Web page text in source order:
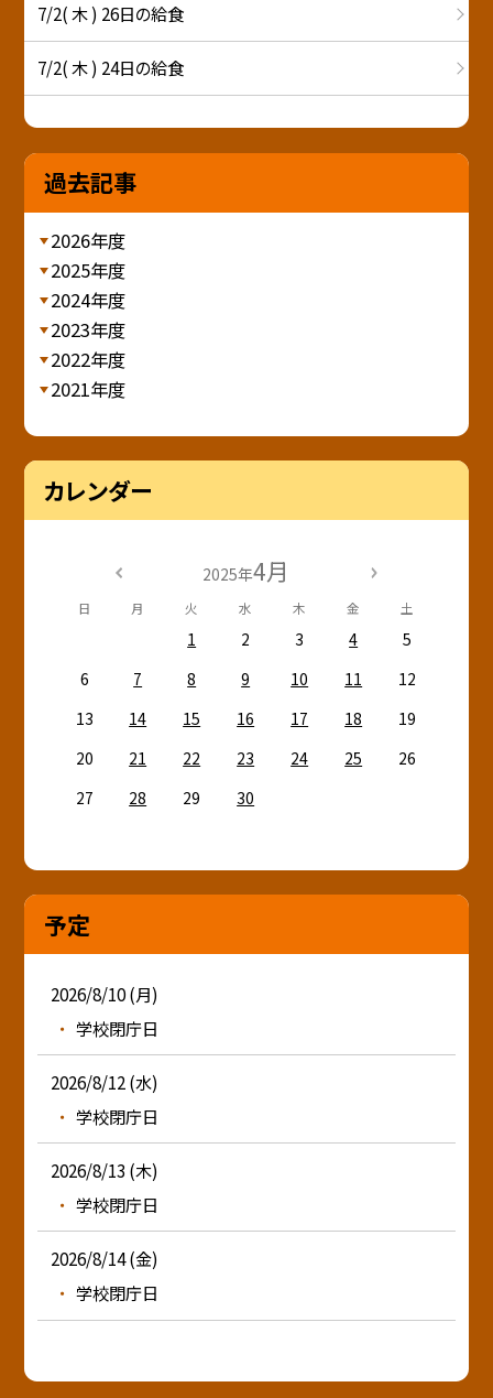
7/2( 木 ) 26日の給食
7/2( 木 ) 24日の給食
過去記事
2026年度
2025年度
2024年度
2023年度
2022年度
2021年度
カレンダー
2025年4月
日 月 火 水 木 金 土
1 2 3 4
5
6
7 8 9 10 11
12
13
14 15 16 17 18
19
20
21 22 23 24 25
26
27
28 29 30
予定
2026/8/10 (月)
学校閉庁日
2026/8/12 (水)
学校閉庁日
2026/8/13 (木)
学校閉庁日
2026/8/14 (金)
学校閉庁日